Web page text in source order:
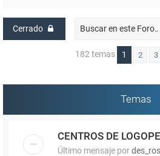
Cerrado
182 temas 1 2 3
Temas
CENTROS DE
Último mensaje por